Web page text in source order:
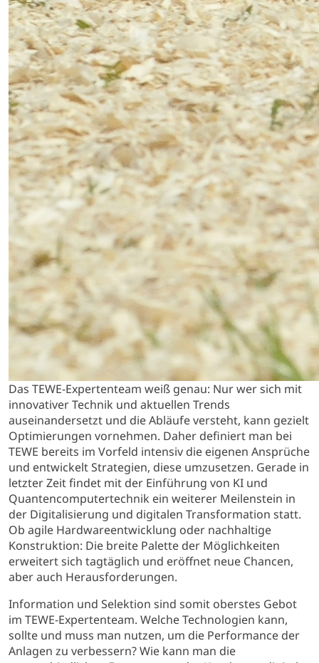
Das TEWE-Expertenteam weiß genau: Nur wer sich mit
innovativer Technik und aktuellen Trends
auseinandersetzt und die Abläufe versteht, kann gezielt
Optimierungen vornehmen. Daher definiert man bei
TEWE bereits im Vorfeld intensiv die eigenen Ansprüche
und entwickelt Strategien, diese umzusetzen. Gerade in
letzter Zeit findet mit der Einführung von KI und
Quantencomputertechnik ein weiterer Meilenstein in
der Digitalisierung und digitalen Transformation statt.
Ob agile Hardwareentwicklung oder nachhaltige
Konstruktion: Die breite Palette der Möglichkeiten
erweitert sich tagtäglich und eröffnet neue Chancen,
aber auch Herausforderungen.
Information und Selektion sind somit oberstes Gebot
im TEWE-Expertenteam. Welche Technologien kann,
sollte und muss man nutzen, um die Performance der
Anlagen zu verbessern? Wie kann man die